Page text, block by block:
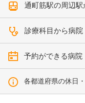
通町筋駅の周辺
診療科目から病
予約ができる病
各都道府県の休日